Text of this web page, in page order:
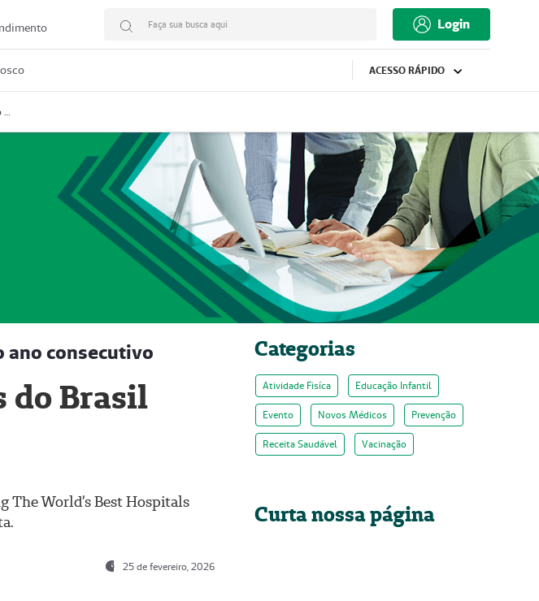
Faça sua busca aqui Login
ACESSO RÁPIDO
HUA entre os melhores hospitais do Brasil pelo terceiro ano consecutivo
ano consecutivo
do Brasil
World’s Best Hospitals
25 de fevereiro, 2026
Categorias
Atividade Fisíca Educação Infantil
Evento Novos Médicos Prevenção
Receita Saudável Vacinação
Curta nossa página